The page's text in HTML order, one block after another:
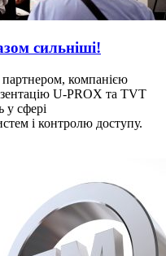
сильніші!
компанією
U-PROX та TVT
у сфері
і контролю доступу.